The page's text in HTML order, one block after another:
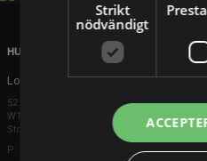
HUVUDKONTOR
London
52 Brook Street
W1K 5DS London
Storbritannien
P: +44 203 608 8181
Strikt
nödvändigt